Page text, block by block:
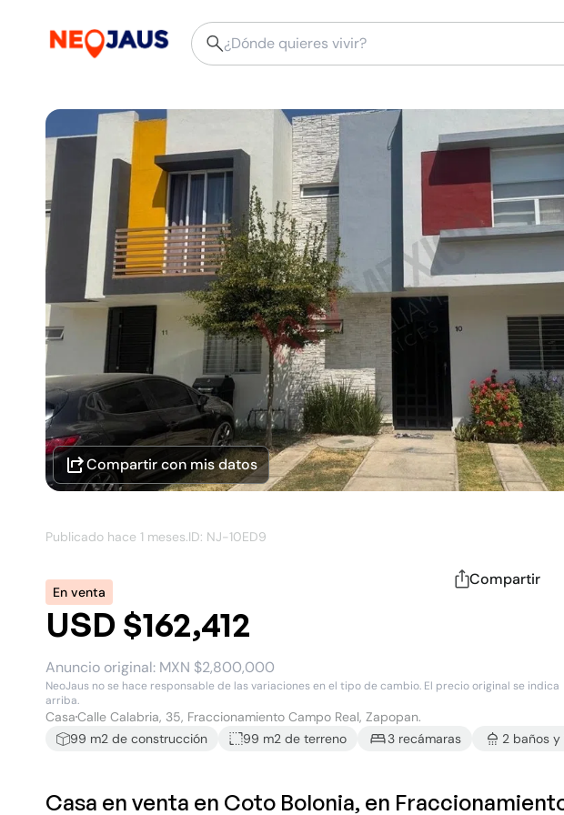
Compartir con mis datos
Publicado hace 1 meses.ID: NJ-10ED9
En venta
Compartir
USD $162,412
Anuncio original: MXN $2,800,000
NeoJaus no se hace responsable de las variaciones en el tipo de cambio. El precio original se indica
arriba.
CasaCalle Calabria, 35, Fraccionamiento Campo Real, Zapopan.
99 m2 de construcción 99 m2 de terreno 3 recámaras 2 baños y
Casa en venta en Coto Bolonia, en